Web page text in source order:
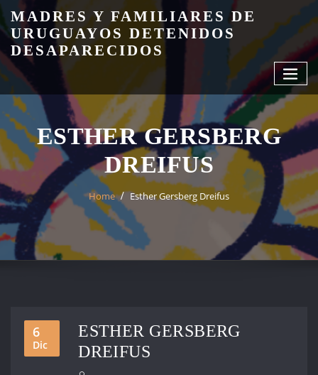
Skip
to
content
MADRES Y FAMILIARES DE
URUGUAYOS DETENIDOS
DESAPARECIDOS
ESTHER GERSBERG
DREIFUS
Home Esther Gersberg Dreifus
6
Dic
ESTHER GERSBERG
DREIFUS